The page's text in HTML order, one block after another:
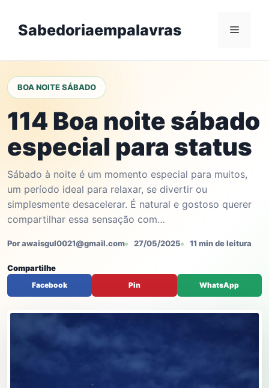
contentSabedoriaempalavras Menu
BOA NOITE SÁBADO
114 Boa noite sábado
especial para status
Sábado à noite é um momento especial para muitos,
um período ideal para relaxar, se divertir ou
simplesmente desacelerar. É natural e gostoso querer
compartilhar essa sensação com…
Por awaisgul0021@gmail.com 27/05/2025 11 min de leitura
Compartilhe
Facebook Pin WhatsApp